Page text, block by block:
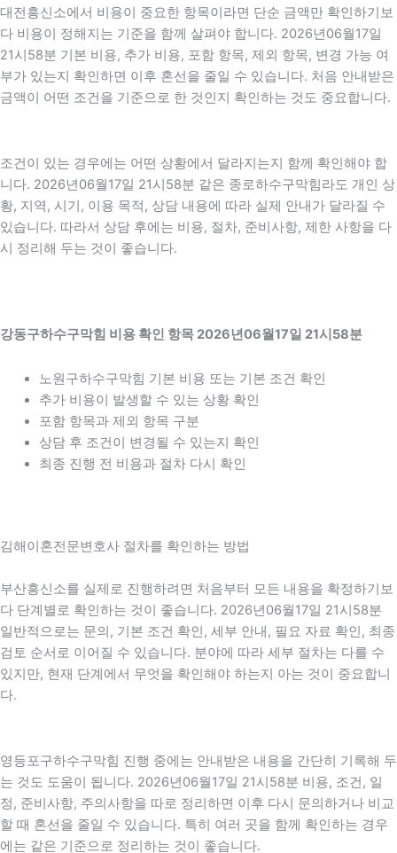
대전흥신소에서 비용이 중요한 항목이라면 단순 금액만 확인하기보
다 비용이 정해지는 기준을 함께 살펴야 합니다. 2026년06월17일
21시58분 기본 비용, 추가 비용, 포함 항목, 제외 항목, 변경 가능 여
부가 있는지 확인하면 이후 혼선을 줄일 수 있습니다. 처음 안내받은
금액이 어떤 조건을 기준으로 한 것인지 확인하는 것도 중요합니다.
조건이 있는 경우에는 어떤 상황에서 달라지는지 함께 확인해야 합
니다. 2026년06월17일 21시58분 같은 종로하수구막힘라도 개인 상
황, 지역, 시기, 이용 목적, 상담 내용에 따라 실제 안내가 달라질 수
있습니다. 따라서 상담 후에는 비용, 절차, 준비사항, 제한 사항을 다
시 정리해 두는 것이 좋습니다.
강동구하수구막힘 비용 확인 항목 2026년06월17일 21시58분
노원구하수구막힘 기본 비용 또는 기본 조건 확인
추가 비용이 발생할 수 있는 상황 확인
포함 항목과 제외 항목 구분
상담 후 조건이 변경될 수 있는지 확인
최종 진행 전 비용과 절차 다시 확인
김해이혼전문변호사 절차를 확인하는 방법
부산흥신소를 실제로 진행하려면 처음부터 모든 내용을 확정하기보
다 단계별로 확인하는 것이 좋습니다. 2026년06월17일 21시58분
일반적으로는 문의, 기본 조건 확인, 세부 안내, 필요 자료 확인, 최종
검토 순서로 이어질 수 있습니다. 분야에 따라 세부 절차는 다를 수
있지만, 현재 단계에서 무엇을 확인해야 하는지 아는 것이 중요합니
다.
영등포구하수구막힘 진행 중에는 안내받은 내용을 간단히 기록해 두
는 것도 도움이 됩니다. 2026년06월17일 21시58분 비용, 조건, 일
정, 준비사항, 주의사항을 따로 정리하면 이후 다시 문의하거나 비교
할 때 혼선을 줄일 수 있습니다. 특히 여러 곳을 함께 확인하는 경우
에는 같은 기준으로 정리하는 것이 좋습니다.